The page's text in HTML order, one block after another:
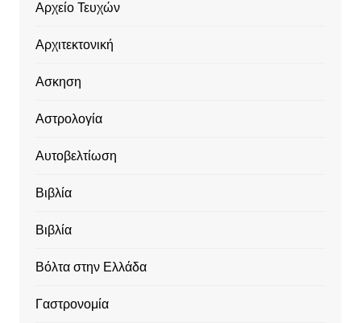
Αρχείο Τευχών
Αρχιτεκτονική
Ασκηση
Αστρολογία
Αυτοβελτίωση
Βιβλία
Βιβλία
Βόλτα στην Ελλάδα
Γαστρονομία